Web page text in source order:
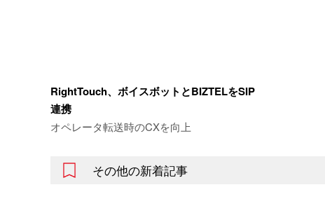
RightTouch、ボイスボットとBIZTELをSIP
連携
オペレータ転送時のCXを向上
その他の新着記事